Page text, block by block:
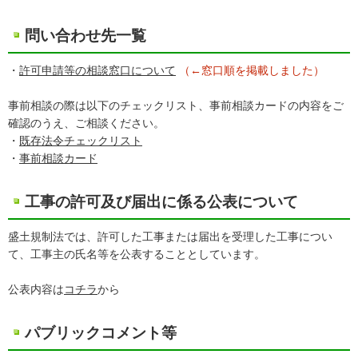
問い合わせ先一覧
・ 許可申請等の相談窓口について （←窓口順を掲載しました）
事前相談の際は以下のチェックリスト、事前相談カードの内容をご
確認のうえ、ご相談ください。
・ 既存法令チェックリスト
・ 事前相談カード
工事の許可及び届出に係る公表について
盛土規制法では、許可した工事または届出を受理した工事につい
て、工事主の氏名等を公表することとしています。
公表内容はコチラから
パブリックコメント等